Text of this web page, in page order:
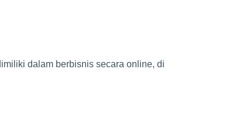
dalam berbisnis secara online, di